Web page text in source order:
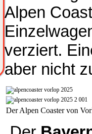
Alpen
verziert.
aber nicht
Der Alpen Coaster